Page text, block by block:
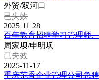
外贸/双河口
已失效
2025-11-28
百年教育招聘学习管理师
周家坝/申明坝
已失效
2025-11-17
重庆范香企业管理公司急